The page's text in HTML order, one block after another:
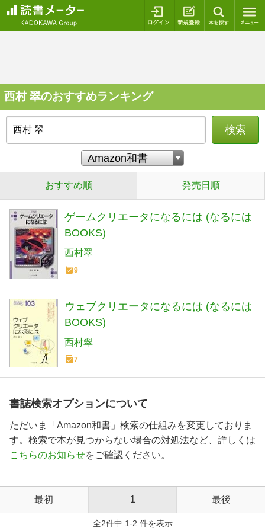
ログイン 新規登録
西村 翠のおすすめランキング
検索
おすすめ順 発売日順
ゲームクリエータになるには (なるには
BOOKS)
西村翠
9
ウェブクリエータになるには (なるには
BOOKS)
西村翠
7
書誌検索オプションについて
ただいま「Amazon和書」検索の仕組みを変更しておりま
す。検索で本が見つからない場合の対処法など、詳しくは
こちらのお知らせをご確認ください。
最初 1 最後
全2件中 1-2 件を表示